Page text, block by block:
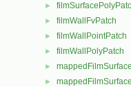
►
► filmWallFvPatch
► filmWallPointPatch
► filmWallPolyPatch
►
►